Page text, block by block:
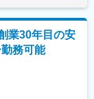
種改善・企画開
びていきますので
ます。賃金はあく
る可能性がありま
業30年目の安
務可能